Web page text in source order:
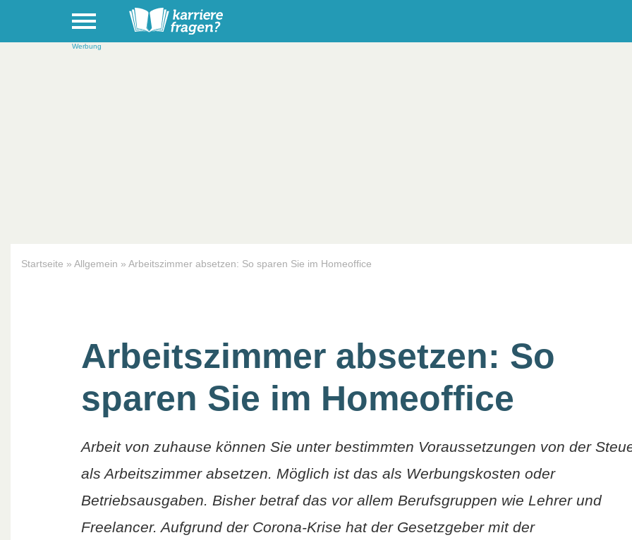
Werbung
Startseite » Allgemein » Arbeitszimmer absetzen: So sparen Sie im Homeoffice
Arbeitszimmer absetzen: So
sparen Sie im Homeoffice
Arbeit von zuhause können Sie unter bestimmten Voraussetzungen von der
als Arbeitszimmer absetzen. Möglich ist das als Werbungskosten oder
Betriebsausgaben. Bisher betraf das vor allem Berufsgruppen wie Lehrer und
Freelancer. Aufgrund der Corona-Krise hat der Gesetzgeber mit der